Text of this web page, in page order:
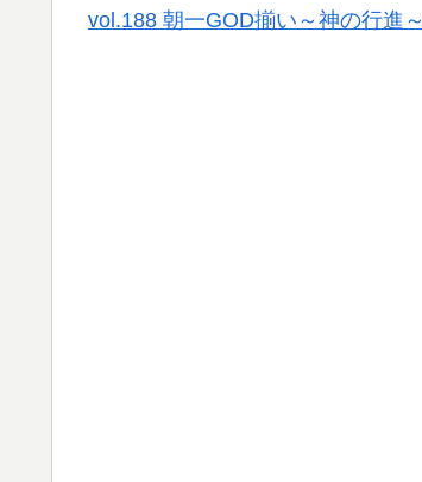
vol.188 朝一GOD揃い～神の行進～